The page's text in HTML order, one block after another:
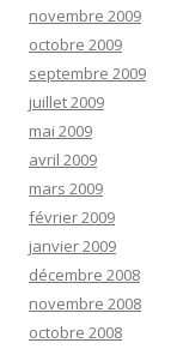
novembre 2009
octobre 2009
septembre 2009
juillet 2009
mai 2009
avril 2009
mars 2009
février 2009
janvier 2009
décembre 2008
novembre 2008
octobre 2008